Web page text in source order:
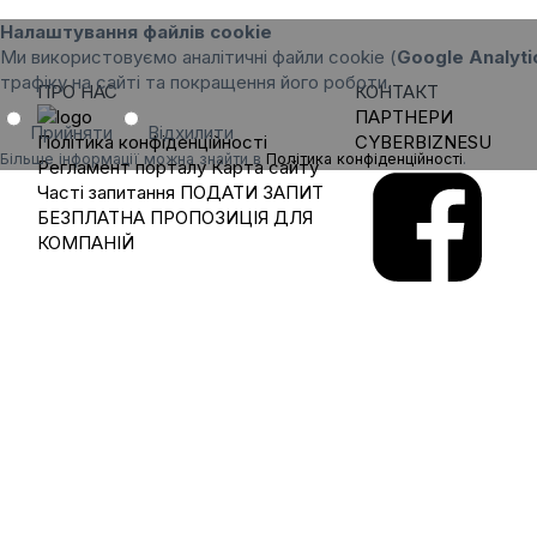
Налаштування файлів cookie
Ми використовуємо аналітичні файли cookie (Google
трафіку на сайті та покращення його роботи.
Прийняти Відхилити
Більше інформації можна знайти в Політика конфіденційності.
ПРО НАС
Політика конфіденційності
Регламент порталу Карта сайту
Часті запитання ПОДАТИ ЗАПИТ
БЕЗПЛАТНА ПРОПОЗИЦІЯ ДЛЯ
КОМПАНІЙ
КОНТАКТ
ПАРТНЕРИ
CYBERBIZNESU